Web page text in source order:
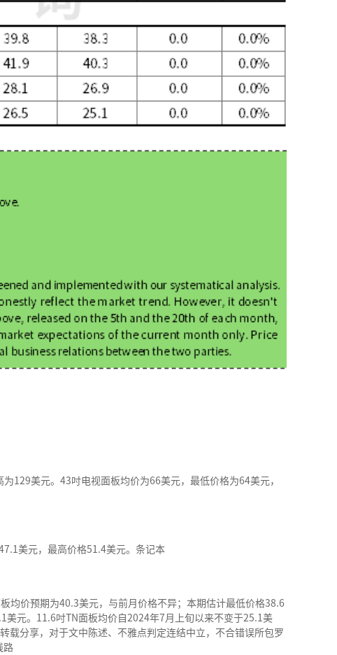
129美元。43吋电视面板均价为66美元，最低价格为64美元，
美元，最高价格51.4美元。条记本
均价预期为40.3美元，与前月价格不异；本期估计最低价格38.6
元。11.6吋TN面板均价自2024年7月上旬以来不变于25.1美
分享，对于文中陈述、不雅点判定连结中立，不合错误所包罗
路